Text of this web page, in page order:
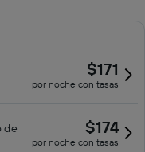
$171
por noche con tasas
de
$174
por noche con tasas